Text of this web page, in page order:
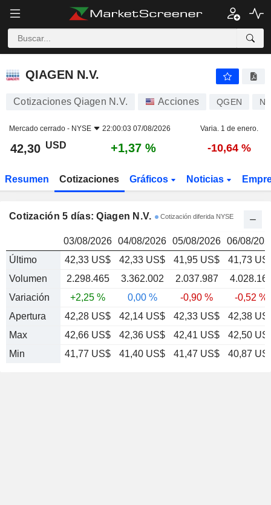
QIAGEN N.V. 42,30
QIAGEN N.V.
Cotizaciones Qiagen N.V. Acciones QGEN
Mercado cerrado - NYSE 22:00:03 07/08/2026 Varia. 1 de enero.
42,30 USD +1,37 % -10,64 %
Resumen Cotizaciones Gráficos Noticias
Cotización 5 días: Qiagen N.V. Cotización diferida NYSE
03/08/2026 04/08/2026 05/08/2026 06/08/
Último
42,33 US$ 42,33 US$ 41,95 US$
41,73
Volumen
2.298.465 3.362.002 2.037.987
Variación
+2,25 % 0,00 % -0,90 %
-0,52 %
Apertura
42,28 US$ 42,14 US$ 42,33 US$
42,38
Max
42,66 US$ 42,36 US$ 42,41 US$
42,50
Min
41,77 US$ 41,40 US$ 41,47 US$ 40,87